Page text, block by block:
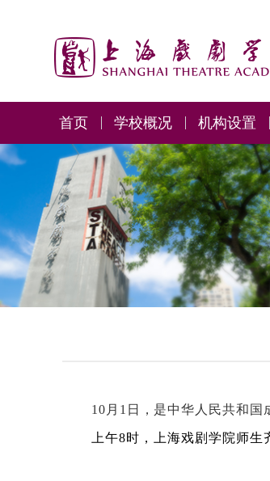
首页 学校概况 机构设置
10 月 1 日 ， 是中华人民共和国
上午8时，上海戏剧学院师生